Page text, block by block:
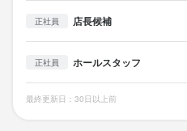
正社員 店長候補
正社員 ホールスタッフ
最終更新日：30日以上前